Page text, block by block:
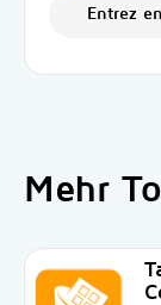
Entrez
Mehr